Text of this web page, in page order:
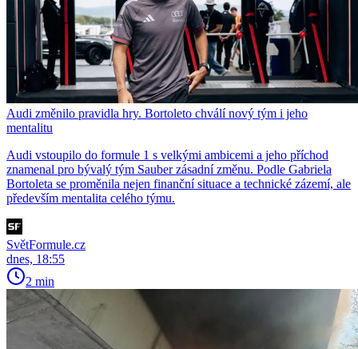
Audi změnilo pravidla hry. Bortoleto chválí nový tým i jeho
mentalitu
Audi vstoupilo do formule 1 s velkými ambicemi a jeho příchod
znamenal pro bývalý tým Sauber zásadní změnu. Podle Gabriela
Bortoleta se proměnila nejen finanční situace a technické zázemí, ale
především mentalita celého týmu.
SvětFormule.cz
dnes, 18:55
2 min